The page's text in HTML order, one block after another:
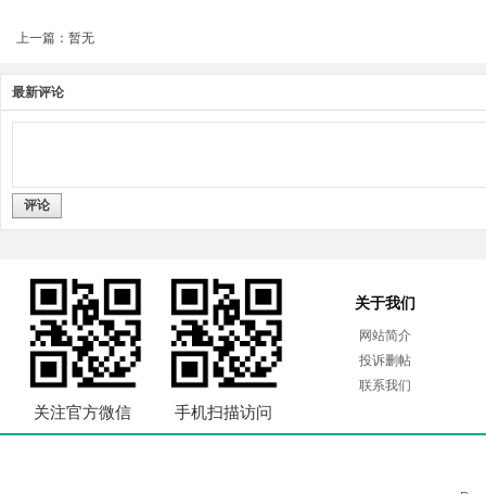
上一篇：暂无
最新评论
评论
关注官方微信 手机扫描访问
关于我们
网站简介
投诉删帖
联系我们